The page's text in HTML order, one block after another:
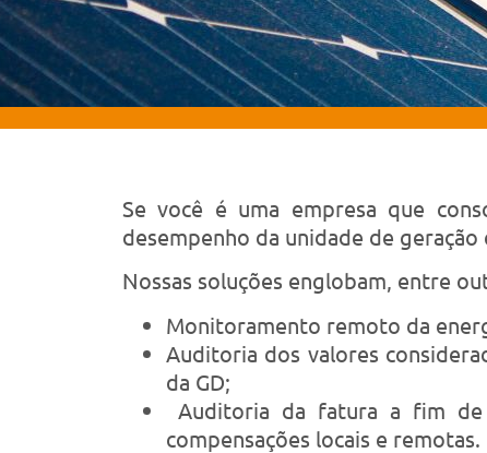
Se você é uma empresa que
desempenho da unidade de
Nossas soluções englobam, entre
Monitoramento remoto da
Auditoria dos valores
da GD;
Auditoria da fatura a fim de
compensações locais e remotas.